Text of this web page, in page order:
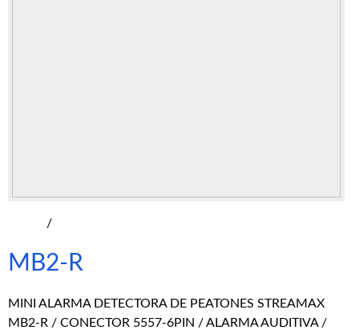
/
MB2-R
MINI ALARMA DETECTORA DE PEATONES STREAMAX
MB2-R / CONECTOR 5557-6PIN / ALARMA AUDITIVA /